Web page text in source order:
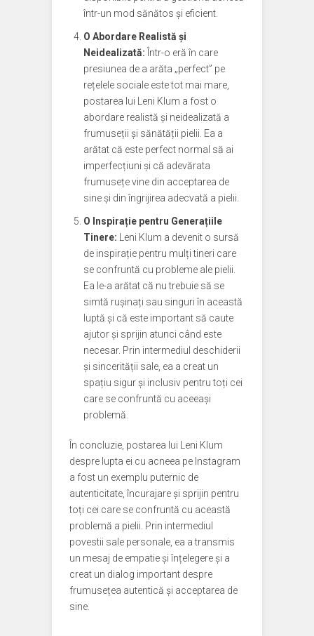
într-un mod sănătos și eficient.
O Abordare Realistă și
Neidealizată: Într-o eră în care
presiunea de a arăta „perfect” pe
rețelele sociale este tot mai mare,
postarea lui Leni Klum a fost o
abordare realistă și neidealizată a
frumuseții și sănătății pielii. Ea a
arătat că este perfect normal să ai
imperfecțiuni și că adevărata
frumusețe vine din acceptarea de
sine și din îngrijirea adecvată a pielii.
O Inspirație pentru Generațiile
Tinere: Leni Klum a devenit o sursă
de inspirație pentru mulți tineri care
se confruntă cu probleme ale pielii.
Ea le-a arătat că nu trebuie să se
simtă rușinați sau singuri în această
luptă și că este important să caute
ajutor și sprijin atunci când este
necesar. Prin intermediul deschiderii
și sincerității sale, ea a creat un
spațiu sigur și inclusiv pentru toți cei
care se confruntă cu aceeași
problemă.
În concluzie, postarea lui Leni Klum
despre lupta ei cu acneea pe Instagram
a fost un exemplu puternic de
autenticitate, încurajare și sprijin pentru
toți cei care se confruntă cu această
problemă a pielii. Prin intermediul
povestii sale personale, ea a transmis
un mesaj de empatie și înțelegere și a
creat un dialog important despre
frumusețea autentică și acceptarea de
sine.